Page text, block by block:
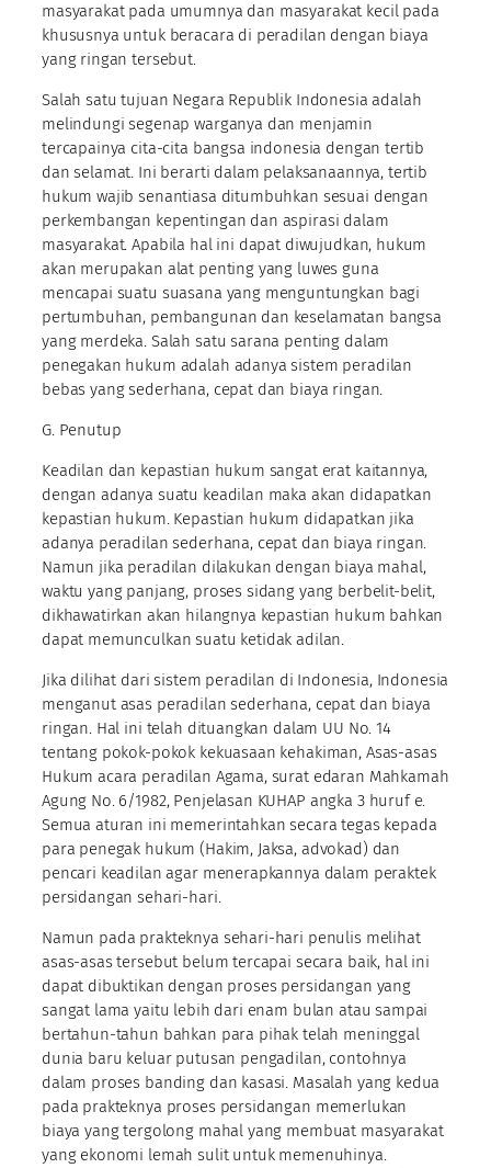
masyarakat pada umumnya dan masyarakat kecil pada
khususnya untuk beracara di peradilan dengan biaya
yang ringan tersebut.
Salah satu tujuan Negara Republik Indonesia adalah
melindungi segenap warganya dan menjamin
tercapainya cita-cita bangsa indonesia dengan tertib
dan selamat. Ini berarti dalam pelaksanaannya, tertib
hukum wajib senantiasa ditumbuhkan sesuai dengan
perkembangan kepentingan dan aspirasi dalam
masyarakat. Apabila hal ini dapat diwujudkan, hukum
akan merupakan alat penting yang luwes guna
mencapai suatu suasana yang menguntungkan bagi
pertumbuhan, pembangunan dan keselamatan bangsa
yang merdeka. Salah satu sarana penting dalam
penegakan hukum adalah adanya sistem peradilan
bebas yang sederhana, cepat dan biaya ringan.
G. Penutup
Keadilan dan kepastian hukum sangat erat kaitannya,
dengan adanya suatu keadilan maka akan didapatkan
kepastian hukum. Kepastian hukum didapatkan jika
adanya peradilan sederhana, cepat dan biaya ringan.
Namun jika peradilan dilakukan dengan biaya mahal,
waktu yang panjang, proses sidang yang berbelit-belit,
dikhawatirkan akan hilangnya kepastian hukum bahkan
dapat memunculkan suatu ketidak adilan.
Jika dilihat dari sistem peradilan di Indonesia, Indonesia
menganut asas peradilan sederhana, cepat dan biaya
ringan. Hal ini telah dituangkan dalam UU No. 14
tentang pokok-pokok kekuasaan kehakiman, Asas-asas
Hukum acara peradilan Agama, surat edaran Mahkamah
Agung No. 6/1982, Penjelasan KUHAP angka 3 huruf e.
Semua aturan ini memerintahkan secara tegas kepada
para penegak hukum (Hakim, Jaksa, advokad) dan
pencari keadilan agar menerapkannya dalam peraktek
persidangan sehari-hari.
Namun pada prakteknya sehari-hari penulis melihat
asas-asas tersebut belum tercapai secara baik, hal ini
dapat dibuktikan dengan proses persidangan yang
sangat lama yaitu lebih dari enam bulan atau sampai
bertahun-tahun bahkan para pihak telah meninggal
dunia baru keluar putusan pengadilan, contohnya
dalam proses banding dan kasasi. Masalah yang kedua
pada prakteknya proses persidangan memerlukan
biaya yang tergolong mahal yang membuat masyarakat
yang ekonomi lemah sulit untuk memenuhinya.